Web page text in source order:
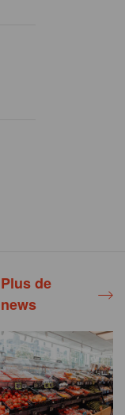
Plus de
news